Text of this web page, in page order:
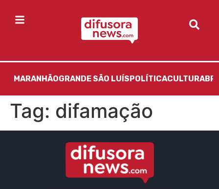
MARANHÃOGRANDE SÃO LUÍS POLÍTICACULTURA
Tag: difamação